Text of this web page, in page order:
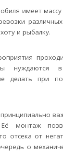
имеет
и рыбалку.
нуждаются в
делать при
Её монтаж
отсека от
о